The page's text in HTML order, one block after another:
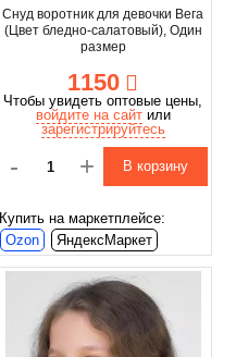
Снуд воротник для девочки Вега
(Цвет бледно-салатовый), Один
размер
1150
Чтобы увидеть оптовые цены,
войдите на сайтили
зарегистрируйтесь
- + В корзину
Купить на маркетплейсе:
Ozon
ЯндексМаркет